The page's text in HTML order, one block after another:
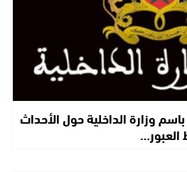
وزارة الداخلية حول الأحداث
العبور…